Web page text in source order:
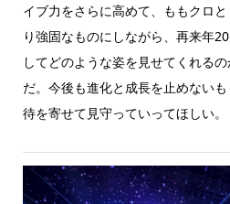
イブ力をさらに高めて、ももクロ
り強固なものにしながら、再来年
してどのような姿を見せてくれる
だ。今後も進化と成長を止めない
待を寄せて見守っていってほしい。